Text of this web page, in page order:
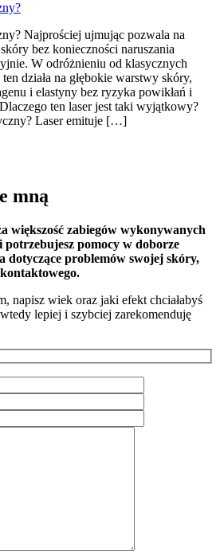
Najprościej ujmując pozwala na
bez konieczności naruszania
W odróżnieniu od klasycznych
działa na głębokie warstwy skóry,
i elastyny bez ryzyka powikłań i
ten laser jest taki wyjątkowy?
Laser emituje […]
mną
większość zabiegów wykonywanych
pomocy w doborze
dotyczące problemów swojej skóry,
napisz wiek oraz jaki efekt chciałabyś
lepiej i szybciej zarekomenduję